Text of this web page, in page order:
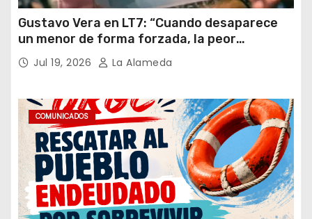
Gustavo Vera en LT7: “Cuando desaparece
un menor de forma forzada, la peor
hipótesis es trata, y así debe seguir
caratulado el caso Loan”
Jul 19, 2026 La Alameda
COMUNICADOS